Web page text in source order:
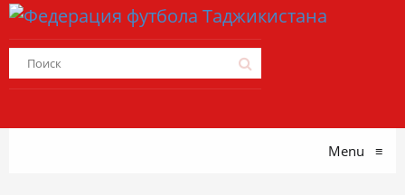
Menu ≡